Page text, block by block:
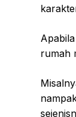
rumah